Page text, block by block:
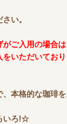
い。
ご入用の場合は
いただいており
本格的な珈琲を
いろ!☆